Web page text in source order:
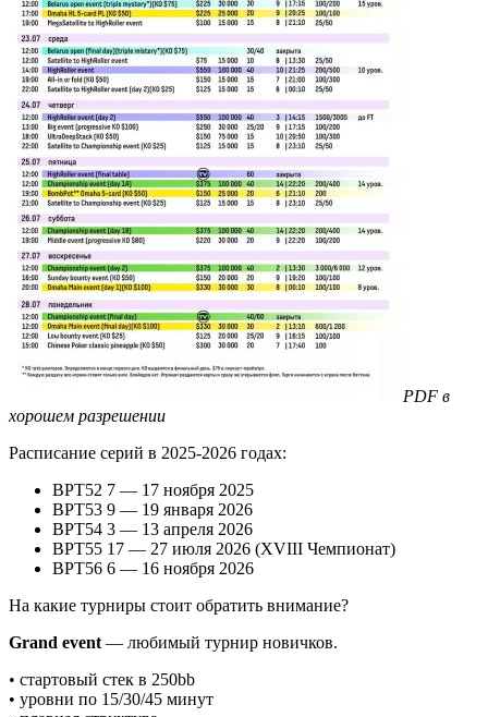
PDF в
хорошем разрешении
Расписание серий в 2025-2026 годах:
BPT52 7 — 17 ноября 2025
BPT53 9 — 19 января 2026
BPT54 3 — 13 апреля 2026
BPT55 17 — 27 июля 2026 (XVIII Чемпионат)
BPT56 6 — 16 ноября 2026
На какие турниры стоит обратить внимание?
Grand event— любимый турнир новичков.
• стартовый стек в 250bb
• уровни по 15/30/45 минут